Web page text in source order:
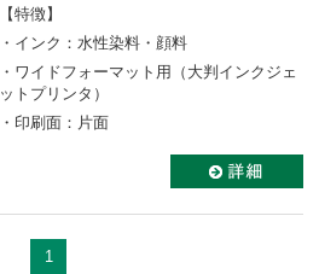
【特徴】
・インク：水性染料・顔料
・ワイドフォーマット用（大判インクジェ
ットプリンタ）
・印刷面：片面
1